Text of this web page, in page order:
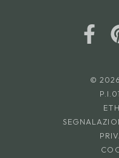
© 2026